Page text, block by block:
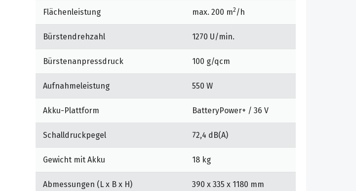
Flächenleistung max. 200 m2/h
Bürstendrehzahl 1270 U/min.
Bürstenanpressdruck 100 g/qcm
Aufnahmeleistung 550 W
Akku-Plattform BatteryPower+ / 36 V
Schalldruckpegel 72,4 dB(A)
Gewicht mit Akku 18 kg
Abmessungen (L x B x H) 390 x 335 x 1180 mm